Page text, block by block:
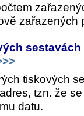
zařazených
tiskových
tzn. že
datu.